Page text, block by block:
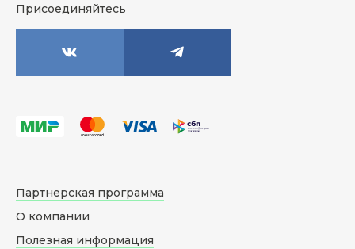
Присоединяйтесь
Партнерская программа
О компании
Полезная информация